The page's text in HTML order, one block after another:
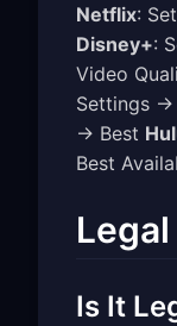
Netflix:
Disney+:
Video
Settings →
→ Best
Best
Is It